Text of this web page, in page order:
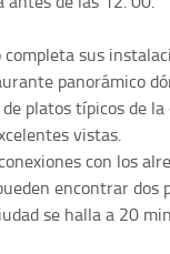
sus
panorámico
platos típicos de
vistas.
con los
encontrar dos
se halla a 20